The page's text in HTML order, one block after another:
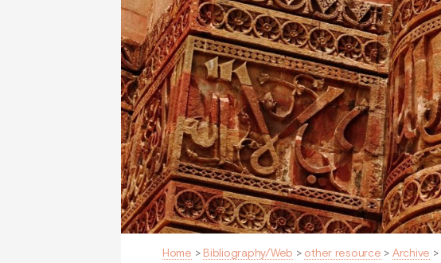
Home > Bibliography/Web > other resource > Archive >